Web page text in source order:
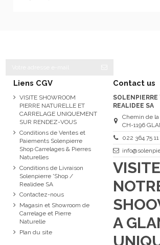
Liens CGV
VISITE SHOWROOM
PIERRE NATURELLE ET
CARRELAGE UNIQUEMENT
SUR RENDEZ-VOUS
Conditions de Ventes et
Paiements Solenpierre
Shop Carrelages & Pierres
Naturelles
Conditions de Livraison
Solenpierre 'Shop /
Realidee SA
Contactez-nous
Magasin et Showroom de
Carrelage et Pierre
Naturelle
Plan du site
Contact us
REALIDEE SA
Chemin de
CH-1196
022 364 75 11
A